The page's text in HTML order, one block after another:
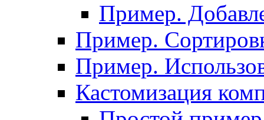
Пример.
Пример.
Пример.
Кастомизация